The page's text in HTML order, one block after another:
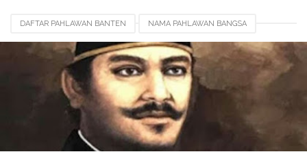
DAFTAR PAHLAWAN BANTEN NAMA PAHLAWAN BANGSA
PAHLAWAN DARI BANTEN TOKOH ASAL BANTEN
TOKOH PAHLAWAN JAWA BARAT